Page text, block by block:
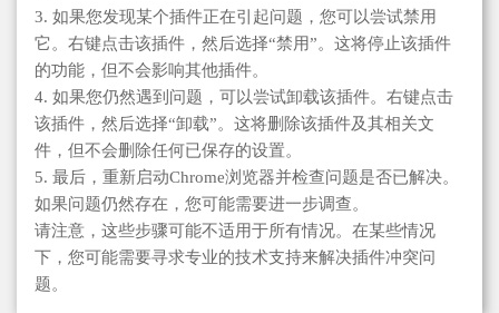
3. 如果您发现某个插件正在引起问题，您可以尝试禁用
它。右键点击该插件，然后选择“禁用”。这将停止该插件
的功能，但不会影响其他插件。
4. 如果您仍然遇到问题，可以尝试卸载该插件。右键点击
该插件，然后选择“卸载”。这将删除该插件及其相关文
件，但不会删除任何已保存的设置。
5. 最后，重新启动Chrome浏览器并检查问题是否已解决。
如果问题仍然存在，您可能需要进一步调查。
请注意，这些步骤可能不适用于所有情况。在某些情况
下，您可能需要寻求专业的技术支持来解决插件冲突问
题。